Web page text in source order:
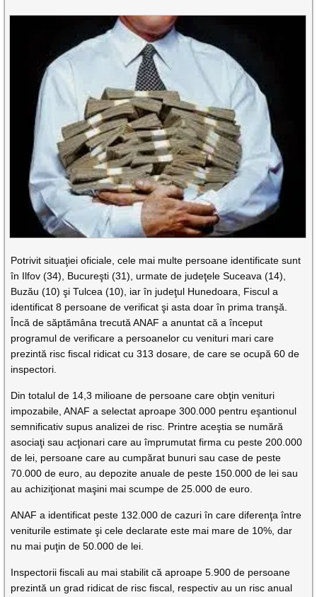
Potrivit situaţiei oficiale, cele mai multe persoane identificate sunt
în Ilfov (34), Bucureşti (31), urmate de judeţele Suceava (14),
Buzău (10) şi Tulcea (10), iar în judeţul Hunedoara, Fiscul a
identificat 8 persoane de verificat şi asta doar în prima tranşă.
Încă de săptămâna trecută ANAF a anuntat că a început
programul de verificare a persoanelor cu venituri mari care
prezintă risc fiscal ridicat cu 313 dosare, de care se ocupă 60 de
inspectori.
Din totalul de 14,3 milioane de persoane care obţin venituri
impozabile, ANAF a selectat aproape 300.000 pentru eşantionul
semnificativ supus analizei de risc. Printre aceştia se numără
asociaţi sau acţionari care au împrumutat firma cu peste 200.000
de lei, persoane care au cumpărat bunuri sau case de peste
70.000 de euro, au depozite anuale de peste 150.000 de lei sau
au achiziţionat maşini mai scumpe de 25.000 de euro.
ANAF a identificat peste 132.000 de cazuri în care diferenţa între
veniturile estimate şi cele declarate este mai mare de 10%, dar
nu mai puţin de 50.000 de lei.
Inspectorii fiscali au mai stabilit că aproape 5.900 de persoane
prezintă un grad ridicat de risc fiscal, respectiv au un risc anual